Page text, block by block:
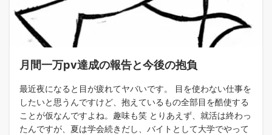
月間一万pv達成の報告と今後の抱負
最近夜になると目が疲れてヤバいです。 目を使わない仕事を
したいと思うんですけど、抱えているもの全部目を酷使する
ことが仮なんですよね。趣味も笑 とりあえず、就活は終わっ
たんですが、夏は学会続きだし、バイトとして大学でやって